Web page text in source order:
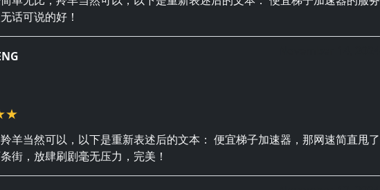
话可说的好！
羊当然可以，以下是重新表述后的文本： 便宜梯子加速器，那网速简直甩了
街，放肆刷剧毫无压力，完美！